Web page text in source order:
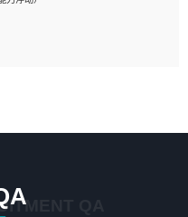
限专业）
效果;
QA